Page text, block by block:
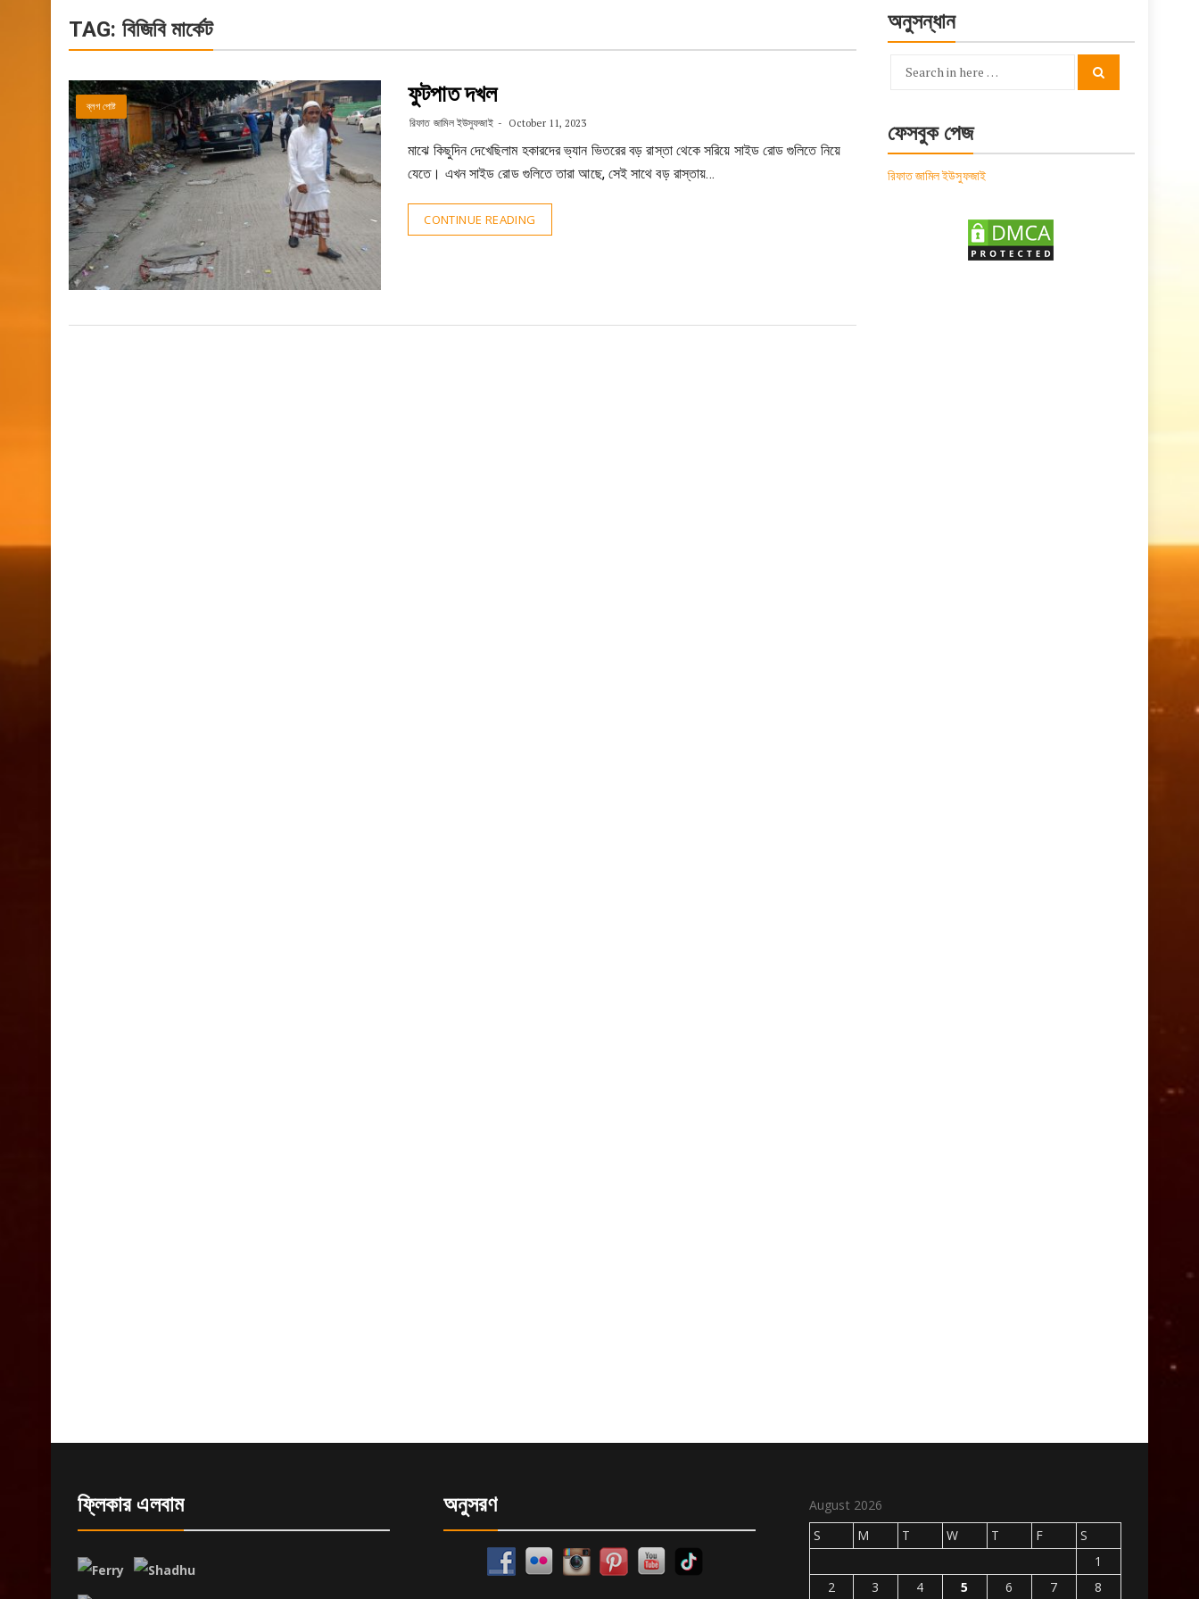
TAG: বিজিবি মার্কেট
ব্লগ পোষ্ট ফুটপাত দখল
রিফাত জামিল ইউসুফজাই October 11, 2023
মাঝে কিছুদিন দেখেছিলাম হকারদের ভ্যান ভিতরের বড় রাস্তা থেকে সরিয়ে সাইড রোড গুলিতে নিয়ে
যেতে। এখন সাইড রোড গুলিতে তারা আছে, সেই সাথে বড় রাস্তায়…
CONTINUE READING
অনুসন্ধান
Search
ফেসবুক পেজ
রিফাত জামিল ইউসুফজাই
ফ্লিকার এলবাম অনুসরণ
August 2026
S
M T W T F
S
1
2
3 4 5 6 7 8